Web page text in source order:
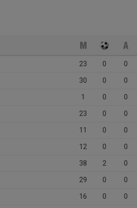
23 0 0
30 0 0
1 0 0
23 0 0
11 0 0
12 0 0
38 2 0
29 0 0
16 0 0